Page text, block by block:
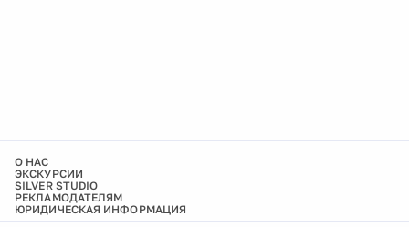
О НАС
ЭКСКУРСИИ
SILVER STUDIO
РЕКЛАМОДАТЕЛЯМ
ЮРИДИЧЕСКАЯ ИНФОРМАЦИЯ